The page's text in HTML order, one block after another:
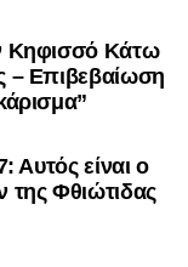
Κηφισσό Κάτω
– Επιβεβαίωση
Αυτός είναι ο
της Φθιώτιδας